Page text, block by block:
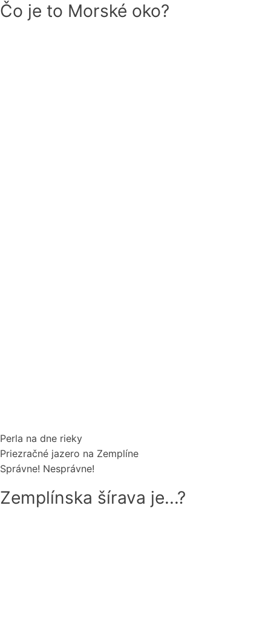
Čo je to Morské oko?
Perla na dne rieky
Priezračné jazero na Zemplíne
Správne! Nesprávne!
Zemplínska šírava je...?